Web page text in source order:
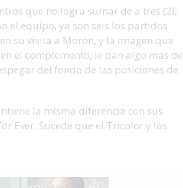
que no logra sumar de a tres (2E
el equipo, ya son seis los partidos
su visita a Morón, y la imagen que
el complemento, le dan algo más de
del fondo de las posiciones de
la misma diferencia con sus
Ever. Sucede que el Tricolor y los